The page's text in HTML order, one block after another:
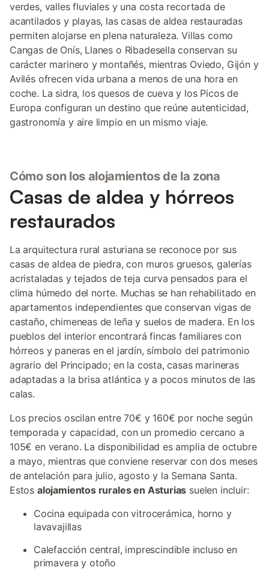
verdes, valles fluviales y una costa recortada de
acantilados y playas, las casas de aldea restauradas
permiten alojarse en plena naturaleza. Villas como
Cangas de Onís, Llanes o Ribadesella conservan su
carácter marinero y montañés, mientras Oviedo, Gijón y
Avilés ofrecen vida urbana a menos de una hora en
coche. La sidra, los quesos de cueva y los Picos de
Europa configuran un destino que reúne autenticidad,
gastronomía y aire limpio en un mismo viaje.
Cómo son los alojamientos de la zona
Casas de aldea y hórreos
restaurados
La arquitectura rural asturiana se reconoce por sus
casas de aldea de piedra, con muros gruesos, galerías
acristaladas y tejados de teja curva pensados para el
clima húmedo del norte. Muchas se han rehabilitado en
apartamentos independientes que conservan vigas de
castaño, chimeneas de leña y suelos de madera. En los
pueblos del interior encontrará fincas familiares con
hórreos y paneras en el jardín, símbolo del patrimonio
agrario del Principado; en la costa, casas marineras
adaptadas a la brisa atlántica y a pocos minutos de las
calas.
Los precios oscilan entre 70€ y 160€ por noche según
temporada y capacidad, con un promedio cercano a
105€ en verano. La disponibilidad es amplia de octubre
a mayo, mientras que conviene reservar con dos meses
de antelación para julio, agosto y la Semana Santa.
Estos alojamientos rurales en Asturias suelen incluir:
Cocina equipada con vitrocerámica, horno y
lavavajillas
Calefacción central, imprescindible incluso en
primavera y otoño